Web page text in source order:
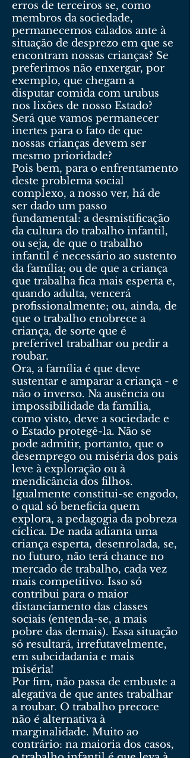
erros de terceiros se, como
membros da sociedade,
permanecemos calados ante à
situação de desprezo em que se
encontram nossas crianças? Se
preferimos não enxergar, por
exemplo, que chegam a
disputar comida com urubus
nos lixões de nosso Estado?
Será que vamos permanecer
inertes para o fato de que
nossas crianças devem ser
mesmo prioridade?
Pois bem, para o enfrentamento
deste problema social
complexo, a nosso ver, há de
ser dado um passo
fundamental: a desmistificação
da cultura do trabalho infantil,
ou seja, de que o trabalho
infantil é necessário ao sustento
da família; ou de que a criança
que trabalha fica mais esperta e,
quando adulta, vencerá
profissionalmente; ou, ainda, de
que o trabalho enobrece a
criança, de sorte que é
preferível trabalhar ou pedir a
roubar.
Ora, a família é que deve
sustentar e amparar a criança - e
não o inverso. Na ausência ou
impossibilidade da família,
como visto, deve a sociedade e
o Estado protegê-la. Não se
pode admitir, portanto, que o
desemprego ou miséria dos pais
leve à exploração ou à
mendicância dos filhos.
Igualmente constitui-se engodo,
o qual só beneficia quem
explora, a pedagogia da pobreza
cíclica. De nada adianta uma
criança esperta, desenrolada, se,
no futuro, não terá chance no
mercado de trabalho, cada vez
mais competitivo. Isso só
contribui para o maior
distanciamento das classes
sociais (entenda-se, a mais
pobre das demais). Essa situação
só resultará, irrefutavelmente,
em subcidadania e mais
miséria!
Por fim, não passa de embuste a
alegativa de que antes trabalhar
a roubar. O trabalho precoce
não é alternativa à
marginalidade. Muito ao
contrário: na maioria dos casos,